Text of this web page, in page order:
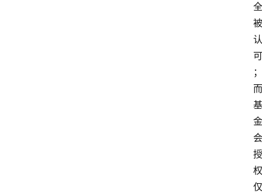
全
被
认
可
；
而
基
金
会
授
权
仅